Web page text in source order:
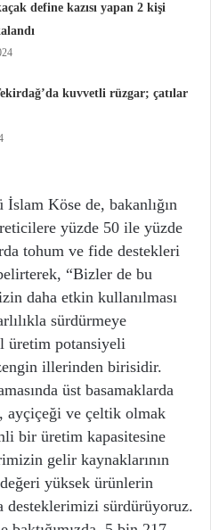
define kazısı yapan 2 kişi
kuvvetli rüzgar; çatılar
Köse de, bakanlığın
yüzde 50 ile yüzde
tohum ve fide destekleri
“Bizler de bu
daha etkin kullanılması
sürdürmeye
üretim potansiyeli
illerinden birisidir.
üst basamaklarda
ayçiçeği ve çeltik olmak
bir üretim kapasitesine
gelir kaynaklarının
yüksek ürünlerin
desteklerimizi sürdürüyoruz.